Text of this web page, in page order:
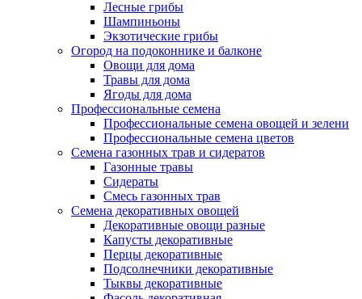
Лесные грибы
Шампиньоны
Экзотические грибы
Огород на подоконнике и балконе
Овощи для дома
Травы для дома
Ягоды для дома
Профессиональные семена
Профессиональные семена овощей и зелени
Профессиональные семена цветов
Семена газонных трав и сидератов
Газонные травы
Сидераты
Смесь газонных трав
Семена декоративных овощей
Декоративные овощи разные
Капусты декоративные
Перцы декоративные
Подсолнечники декоративные
Тыквы декоративные